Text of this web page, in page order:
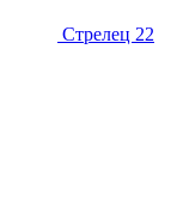
Стрелец 22